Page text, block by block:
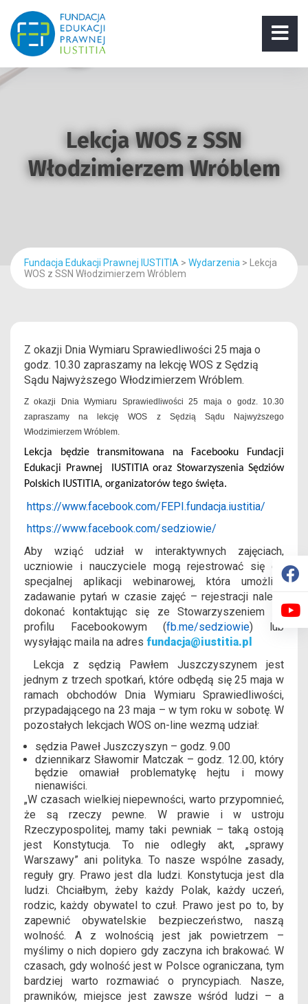
Lekcja WOS z SSN
Włodzimierzem Wróblem
Fundacja Edukacji Prawnej IUSTITIA > Wydarzenia >
Lekcja
WOS z SSN Włodzimierzem Wróblem
Z okazji Dnia Wymiaru Sprawiedliwości 25 maja o
godz. 10.30 zapraszamy na lekcję WOS z Sędzią
Sądu Najwyższego Włodzimierzem Wróblem.
Z okazji Dnia Wymiaru Sprawiedliwości 25 maja o godz. 10.30
zapraszamy na lekcję WOS z Sędzią Sądu Najwyższego
Włodzimierzem Wróblem.
Lekcja będzie transmitowana na Facebooku Fundacji
Edukacji Prawnej IUSTITIA oraz Stowarzyszenia Sędziów
Polskich IUSTITIA, organizatorów tego święta.
https://www.facebook.com/FEPI.fundacja.iustitia/
https://www.facebook.com/sedziowie/
Aby wziąć udział w interaktywnych zajęciach,
uczniowie i nauczyciele mogą rejestrować się do
specjalnej aplikacji webinarowej, która umożliwi
zadawanie pytań w czasie zajęć – rejestracji należy
dokonać kontaktując się ze Stowarzyszeniem na
profilu Facebookowym (fb.me/sedziowie) lub
wysyłając maila na adres fundacja@iustitia.pl
Lekcja z sędzią Pawłem Juszczyszynem jest
jednym z trzech spotkań, które odbędą się 25 maja w
ramach obchodów Dnia Wymiaru Sprawiedliwości,
przypadającego na 23 maja – w tym roku w sobotę. W
pozostałych lekcjach WOS on-line wezmą udział:
sędzia Paweł Juszczyszyn – godz. 9.00
dziennikarz Sławomir Matczak – godz. 12.00, który
będzie omawiał problematykę hejtu i mowy
nienawiści.
„W czasach wielkiej niepewności, warto przypomnieć,
że są rzeczy pewne. W prawie i w ustroju
Rzeczypospolitej, mamy taki pewniak – taką ostoją
jest Konstytucja. To nie odległy akt, „sprawy
Warszawy” ani polityka. To nasze wspólne zasady,
reguły gry. Prawo jest dla ludzi. Konstytucja jest dla
ludzi. Chciałbym, żeby każdy Polak, każdy uczeń,
rodzic, każdy obywatel to czuł. Prawo jest po to, by
zapewnić obywatelskie bezpieczeństwo, naszą
wolność. A z wolnością jest jak powietrzem –
myślimy o nich dopiero gdy zaczyna ich brakować. W
czasach, gdy wolność jest w Polsce ograniczana, tym
bardziej warto rozmawiać o pryncypiach. Nasze,
prawników, miejsce jest zawsze wśród ludzi – a